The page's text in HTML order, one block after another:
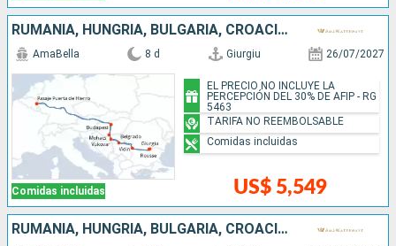
RUMANIA, HUNGRÍA, BULGARIA, CROACIA, SERBIA
Comidas incluidas
AmaBella 8 d Giurgiu 26/07/2027
US$ 5,549
EL PRECIO NO INCLUYE LA
PERCEPCIÓN DEL 30% DE AFIP - RG
5463
TARIFA NO REEMBOLSABLE
Comidas incluidas
RUMANIA, HUNGRÍA, BULGARIA, CROACIA, SERBIA